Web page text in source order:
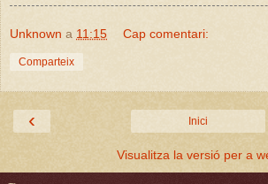
Unknown a 11:15 Cap comentari:
Comparteix
‹ Inici
Visualitza la versió per a